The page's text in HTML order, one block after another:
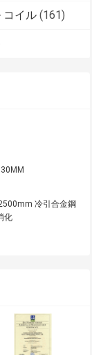
コイル (161)
冷引合金鋼
化